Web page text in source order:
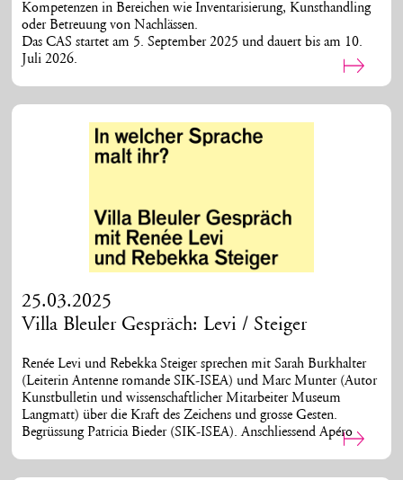
Kompetenzen in Bereichen wie Inventarisierung, Kunsthandling
oder Betreuung von Nachlässen.
Das CAS startet am 5. September 2025 und dauert bis am 10.
Juli 2026.
25.03.2025
Villa Bleuler Gespräch: Levi / Steiger
Renée Levi und Rebekka Steiger sprechen mit Sarah Burkhalter
(Leiterin Antenne romande SIK-ISEA) und Marc Munter (Autor
Kunstbulletin und wissenschaftlicher Mitarbeiter Museum
Langmatt) über die Kraft des Zeichens und grosse Gesten.
Begrüssung Patricia Bieder (SIK-ISEA). Anschliessend Apéro